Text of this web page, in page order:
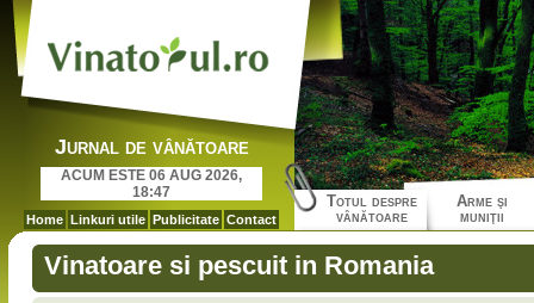
Jurnal de vânătoare
ACUM ESTE 06 AUG 2026,
18:47
Home Linkuri utile Publicitate Contact
Totul despre
vânătoare
Arme şi
muniţii
Vinatoare si pescuit in Romania